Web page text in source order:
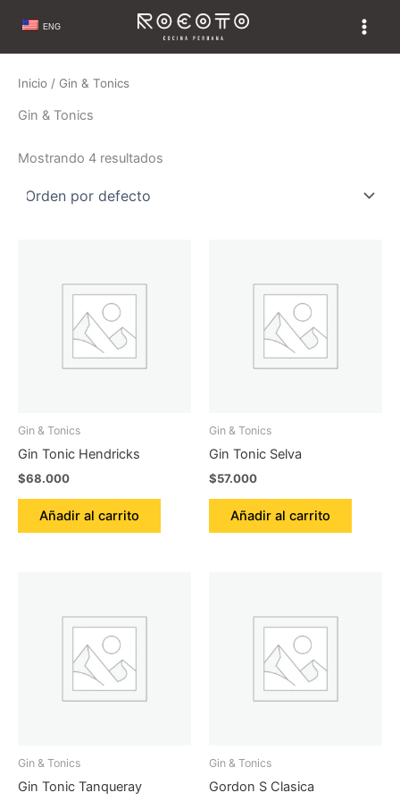
contenido
ENG
Inicio / Gin & Tonics
Gin & Tonics
Mostrando 4 resultados
Gin & Tonics
Gin Tonic Hendricks
$68.000
Añadir al carrito
Gin & Tonics
Gin Tonic Selva
$57.000
Añadir al carrito
Gin & Tonics
Gin Tonic Tanqueray
Gin & Tonics
Gordon S Clasica